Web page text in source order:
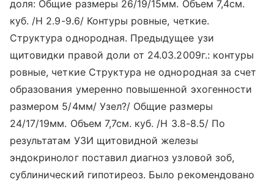
доля: Общие размеры 26/19/15мм. Объем 7,4см.
куб. /Н 2.9-9.6/ Контуры ровные, четкие.
Структура однородная. Предыдущее узи
щитовидки правой доли от 24.03.2009г.: контуры
ровные, четкие Структура не однородная за счет
образования умеренно повышенной эхогенности
размером 5/4мм/ Узел?/ Общие размеры
24/17/19мм. Объем 7,7см. куб. /Н 3.8-8.5/ По
результатам УЗИ щитовидной железы
эндокринолог поставил диагноз узловой зоб,
сублинический гипотиреоз. Было рекомендовано